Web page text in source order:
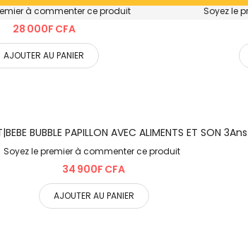
à commenter ce produit
28 000F CFA
AJOUTER AU PANIER
Soyez le
BUBBLE PAPILLON AVEC ALIMENTS ET SON
Soyez le premier à commenter ce produit
34 900F CFA
AJOUTER AU PANIER